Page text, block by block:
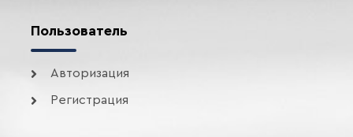
Пользователь
Авторизация
Регистрация